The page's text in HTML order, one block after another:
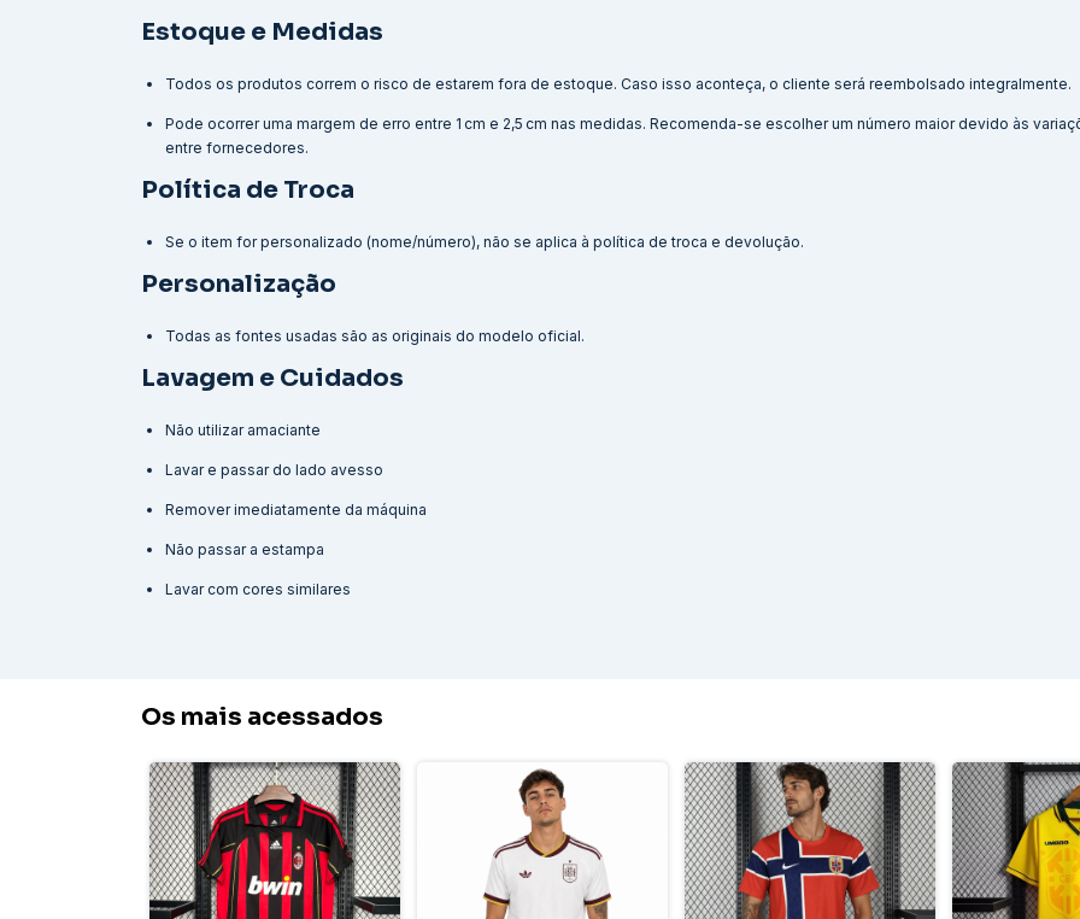
Estoque e Medidas
Todos os produtos correm o risco de estarem fora de estoque. Caso isso aconteça, o cliente será reembolsado integralmente.
Pode ocorrer uma margem de erro entre 1 cm e 2,5 cm nas medidas. Recomenda-se escolher um número maior devido às
entre fornecedores.
Política de Troca
Se o item for personalizado (nome/número), não se aplica à política de troca e devolução.
Personalização
Todas as fontes usadas são as originais do modelo oficial.
Lavagem e Cuidados
Não utilizar amaciante
Lavar e passar do lado avesso
Remover imediatamente da máquina
Não passar a estampa
Lavar com cores similares
Os mais acessados